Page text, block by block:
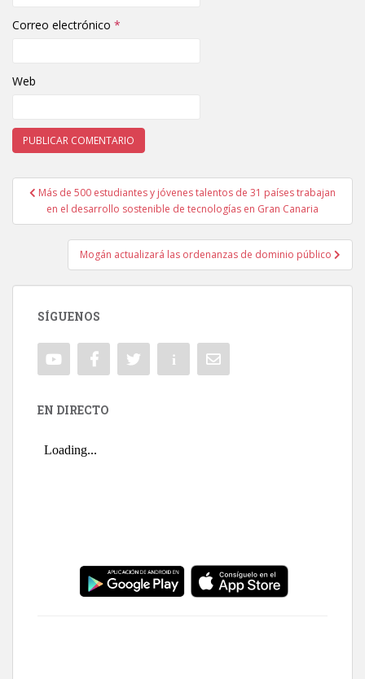
Correo electrónico *
Web
Navegación de entradas
Más de 500 estudiantes y jóvenes talentos de 31 países trabajan
en el desarrollo sostenible de tecnologías en Gran Canaria
Mogán actualizará las ordenanzas de dominio público
SÍGUENOS
EN DIRECTO